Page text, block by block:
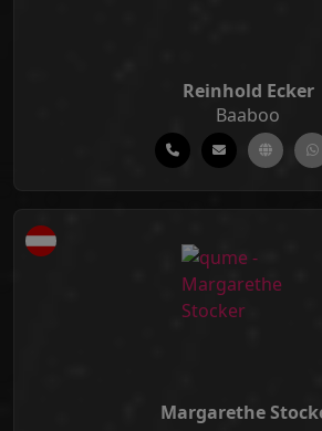
Reinhold Ecker
Baaboo
Margarethe